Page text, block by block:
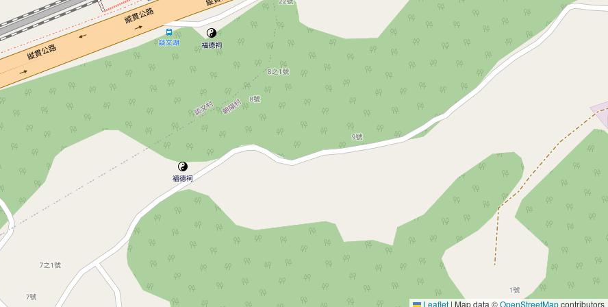
Leaflet | Map data ©OpenStreetMapcontributors